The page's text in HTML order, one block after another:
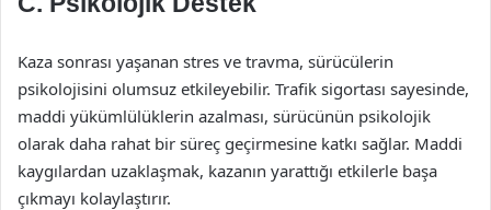
Kaza sonrası yaşanan stres ve travma, sürücülerin
psikolojisini olumsuz etkileyebilir. Trafik sigortası sayesinde,
maddi yükümlülüklerin azalması, sürücünün psikolojik
olarak daha rahat bir süreç geçirmesine katkı sağlar. Maddi
kaygılardan uzaklaşmak, kazanın yarattığı etkilerle başa
çıkmayı kolaylaştırır.